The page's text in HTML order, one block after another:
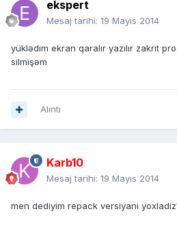
ekspert
Mesaj tarihi: 19 Mayıs 2014
yüklədim ekran qaralır yazılır zakrıt
silmişəm
Alıntı
Karb10
Mesaj tarihi: 19 Mayıs 2014
men dediyim repack versiyani